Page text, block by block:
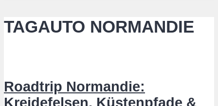
TAGAUTO NORMANDIE
Roadtrip Normandie:
Kreidefelsen, Küstenpfade &